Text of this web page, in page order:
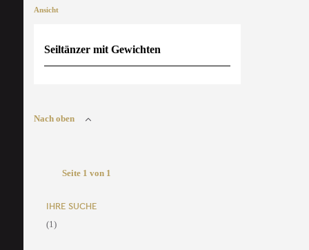
Ansicht
Seiltänzer mit Gewichten
Nach oben
Seite 1 von 1
IHRE SUCHE
(1)